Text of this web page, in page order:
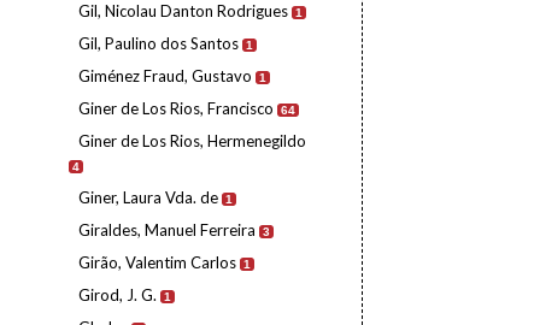
Gil, Nicolau Danton Rodrigues 1
Gil, Paulino dos Santos 1
Giménez Fraud, Gustavo 1
Giner de Los Rios, Francisco 64
Giner de Los Rios, Hermenegildo
4
Giner, Laura Vda. de 1
Giraldes, Manuel Ferreira 3
Girão, Valentim Carlos 1
Girod, J. G. 1